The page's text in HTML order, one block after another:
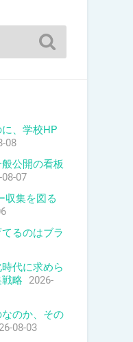
、学校HP
08
公開の看板
08-07
収集を図る
てるのはブラ
代に求めら
略 2026-
のか、その
08-03